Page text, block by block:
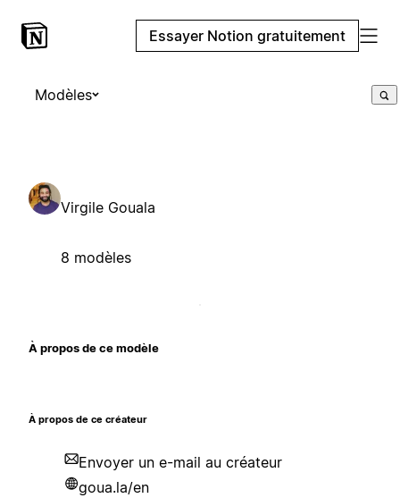
Essayer Notion gratuitement
Modèles
Virgile Gouala
8 modèles
À propos de ce modèle
À propos de ce créateur
Envoyer un e-mail au créateur
goua.la/en